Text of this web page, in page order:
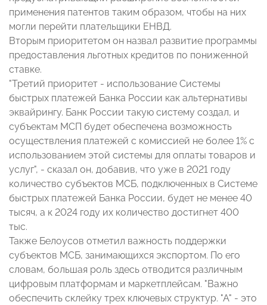
применения патентов таким образом, чтобы на них
могли перейти плательщики ЕНВД.
Вторым приоритетом он назвал развитие программы
предоставления льготных кредитов по пониженной
ставке.
"Третий приоритет - использование Системы
быстрых платежей Банка России как альтернативы
эквайрингу. Банк России такую систему создал, и
субъектам МСП будет обеспечена возможность
осуществления платежей с комиссией не более 1% с
использованием этой системы для оплаты товаров и
услуг", - сказал он, добавив, что уже в 2021 году
количество субъектов МСБ, подключенных в Системе
быстрых платежей Банка России, будет не менее 40
тысяч, а к 2024 году их количество достигнет 400
тыс.
Также Белоусов отметил важность поддержки
субъектов МСБ, занимающихся экспортом. По его
словам, большая роль здесь отводится различным
цифровым платформам и маркетплейсам. "Важно
обеспечить склейку трех ключевых структур. "А" - это